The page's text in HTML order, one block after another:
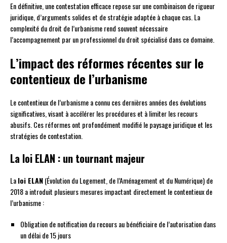
En définitive, une contestation efficace repose sur une combinaison de rigueur
juridique, d’arguments solides et de stratégie adaptée à chaque cas. La
complexité du droit de l’urbanisme rend souvent nécessaire
l’accompagnement par un professionnel du droit spécialisé dans ce domaine.
L’impact des réformes récentes sur le
contentieux de l’urbanisme
Le contentieux de l’urbanisme a connu ces dernières années des évolutions
significatives, visant à accélérer les procédures et à limiter les recours
abusifs. Ces réformes ont profondément modifié le paysage juridique et les
stratégies de contestation.
La loi ELAN : un tournant majeur
Laloi ELAN(Évolution du Logement, de l’Aménagement et du Numérique) de
2018 a introduit plusieurs mesures impactant directement le contentieux de
l’urbanisme :
Obligation de notification du recours au bénéficiaire de l’autorisation dans
un délai de 15 jours